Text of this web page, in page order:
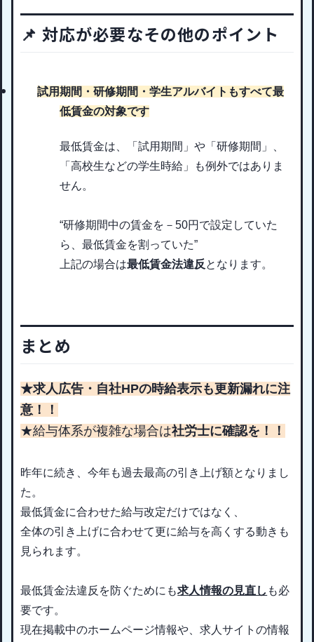
📌 対応が必要なその他のポイント
試用期間・研修期間・学生アルバイトもすべて最
低賃金の対象です
最低賃金は、「試用期間」や「研修期間」、
「高校生などの学生時給」も例外ではありま
せん。
“研修期間中の賃金を－50円で設定していた
ら、最低賃金を割っていた”
上記の場合は最低賃金法違反 となります。
まとめ
★求人広告・自社HPの時給表示も更新漏れに注
意！！
★給与体系が複雑な場合は社労士に確認を！！
昨年に続き、今年も過去最高の引き上げ額となりまし
た。
最低賃金に合わせた給与改定だけではなく、
全体の引き上げに合わせて更に給与を高くする動きも
見られます。
最低賃金法違反を防ぐためにも求人情報の見直し も必
要です。
現在掲載中のホームページ情報や、求人サイトの情報